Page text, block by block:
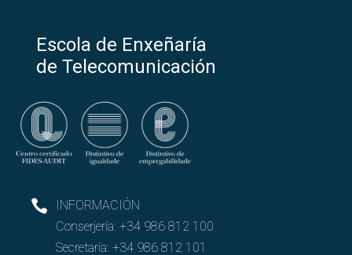
Escola de Enxeñaría
de Telecomunicación
INFORMACIÓN
Conserjería: +34 986 812 100
Secretaría: +34 986 812 101